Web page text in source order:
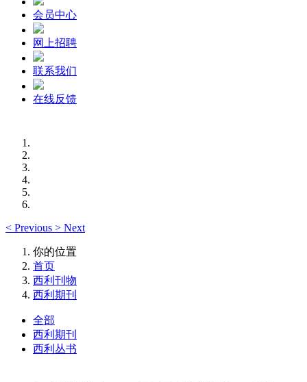
会员中心
网上招聘
联系我们
在线反馈
< Previous > Next
你的位置
首页
西利刊物
西利期刊
全部
西利期刊
西利丛书